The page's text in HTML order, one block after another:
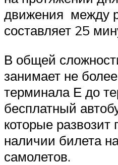
движения между
составляет 25
В общей
занимает не
терминала Е до
бесплатный
которые развозит
наличии билета
самолетов.